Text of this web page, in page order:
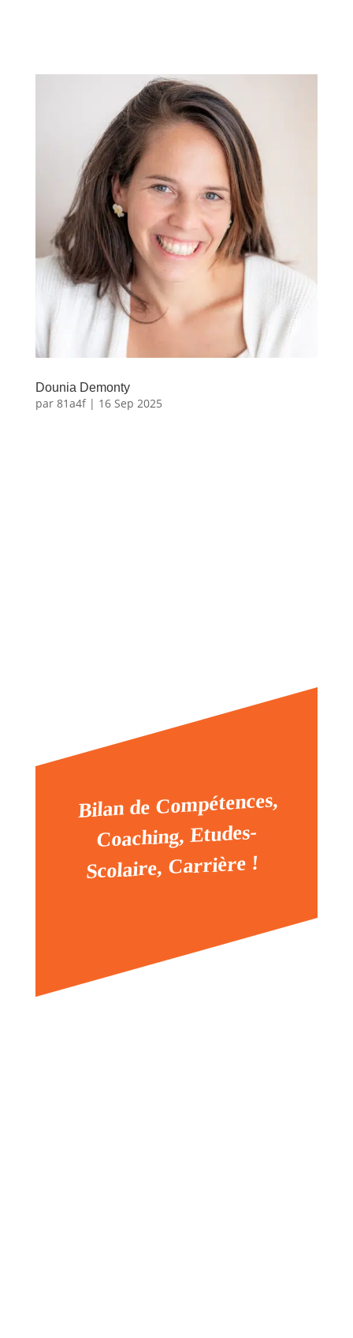
Dounia Demonty
par 81a4f| 16 Sep 2025
Bilan de Compétences,
Coaching, Etudes-
Scolaire, Carrière !